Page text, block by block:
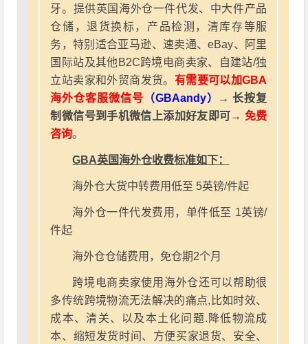
牙。提供英国海外仓一件代发、中大件产品
仓储，退货换标，产品检测，清库存等服
务，特别适合亚马逊、速卖通、eBay、阿里
国际站及其他B2C跨境电商卖家、自建站/独
立站卖家和外贸商发货。 有需要可以加GBA
海外仓客服微信号 （GBAandy）
→ 长按复
制微信号到手机微信上添加好友即可→ 免费
咨询。
GBA英国海外仓收费标准如下：
海外仓大货中转费用低至 5英镑/件起
海外仓一件代发费用，单件低至 1英镑/
件起
海外仓仓储费用，免仓期2个月
跨境电商卖家使用海外仓还可以帮助很
多传统跨境物流无法解决的痛点,比如时效、
成本、清关、以及本土化问题.降低物流成
本、缩短发货时间、方便买家退货、安全、